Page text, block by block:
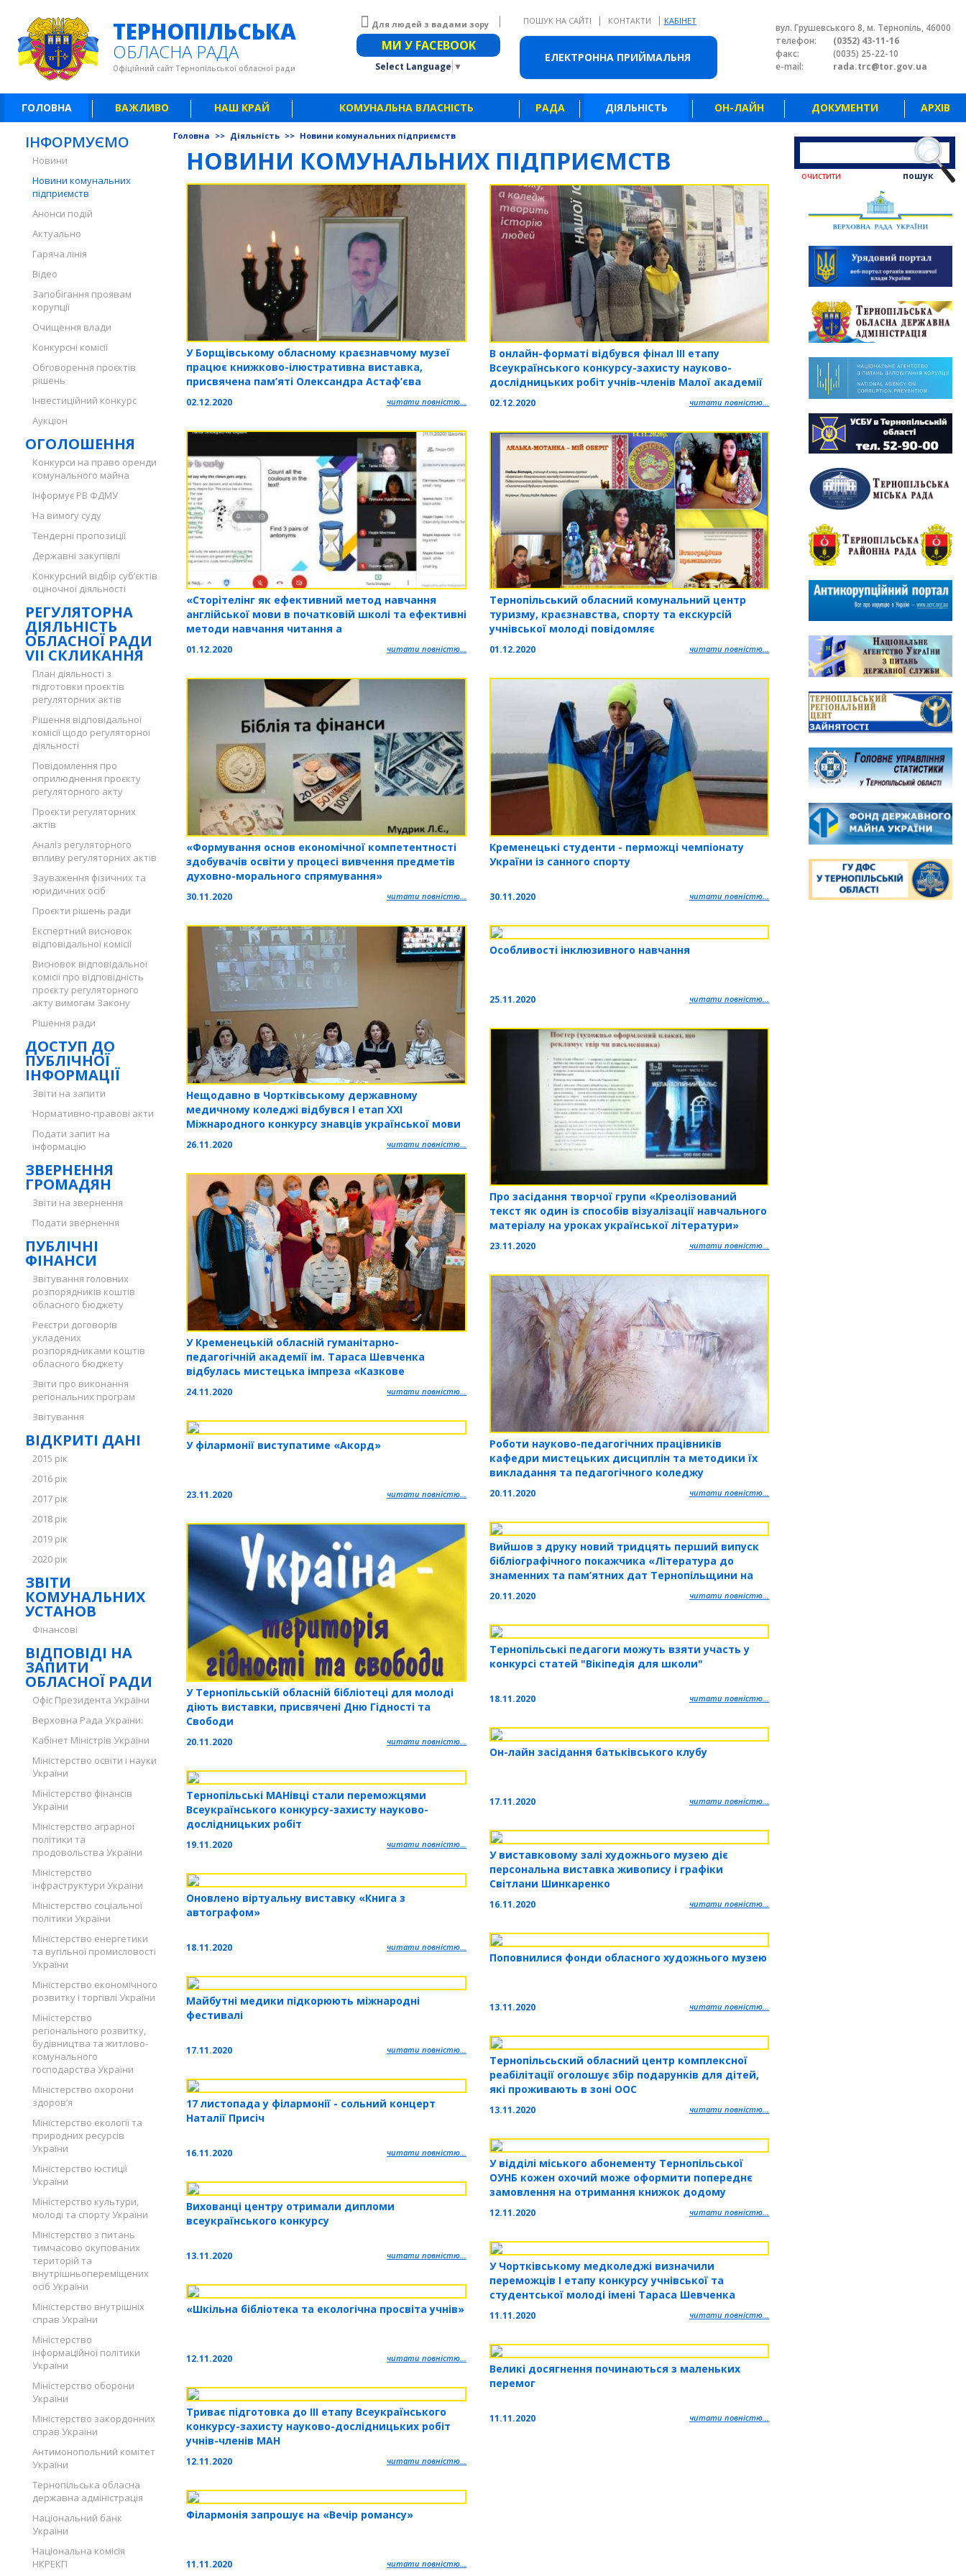
ЕЛЕКТРОННА ПРИЙМАЛЬНЯ
ТЕРНОПІЛЬСЬКА
ОБЛАСНА РАДА
Офіційний сайт Тернопільської обласної ради
Для людей з вадами зору Звичайна версія сайту
МИ У FACEBOOK
Select Language ▼
ПОШУК НА САЙТІ | КОНТАКТИ | КАБІНЕТ
вул. Грушевського 8, м. Тернопіль, 46000
телефон:
(0352) 43-11-16
факс:
(0035) 25-22-10
e-mail:
rada.trc@tor.gov.ua
ГОЛОВНА ВАЖЛИВО НАШ КРАЙ КОМУНАЛЬНА ВЛАСНІСТЬ РАДА ДІЯЛЬНІСТЬ ОН-ЛАЙН ДОКУМЕНТИ АРХІВ
ІНФОРМУЄМО
Новини
Новини комунальних
підприємств
Анонси подій
Актуально
Гаряча лінія
Відео
Запобігання проявам
корупції
Очищення влади
Конкурсні комісії
Обговорення проєктів
рішень
Інвестиційний конкурс
Аукціон
ОГОЛОШЕННЯ
Конкурси на право оренди
комунального майна
Інформує РВ ФДМУ
На вимогу суду
Тендерні пропозиції
Державні закупівлі
Конкурсний відбір суб’єктів
оціночної діяльності
РЕГУЛЯТОРНА
ДІЯЛЬНІСТЬ
ОБЛАСНОЇ РАДИ
VII СКЛИКАННЯ
План діяльності з
підготовки проєктів
регуляторних актів
Рішення відповідальної
комісії щодо регуляторної
діяльності
Повідомлення про
оприлюднення проєкту
регуляторного акту
Проєкти регуляторних
актів
Аналіз регуляторного
впливу регуляторних актів
Зауваження фізичних та
юридичних осіб
Проєкти рішень ради
Експертний висновок
відповідальної комісії
Висновок відповідальної
комісії про відповідність
проєкту регуляторного
акту вимогам Закону
Рішення ради
ДОСТУП ДО
ПУБЛІЧНОЇ
ІНФОРМАЦІЇ
Звіти на запити
Нормативно-правові акти
Подати запит на
інформацію
ЗВЕРНЕННЯ
ГРОМАДЯН
Звіти на звернення
Подати звернення
ПУБЛІЧНІ
ФІНАНСИ
Звітування головних
розпорядників коштів
обласного бюджету
Реєстри договорів
укладених
розпорядниками коштів
обласного бюджету
Звіти про виконання
регіональних програм
Звітування
ВІДКРИТІ ДАНІ
2015 рік
2016 рік
2017 рік
2018 рік
2019 рік
2020 рік
ЗВІТИ
КОМУНАЛЬНИХ
УСТАНОВ
Фінансові
ВІДПОВІДІ НА
ЗАПИТИ
ОБЛАСНОЇ РАДИ
Офіс Президента України
Верховна Рада України:
Кабінет Міністрів України
Міністерство освіти і науки
України
Міністерство фінансів
України
Міністерство аграрної
політики та
продовольства України
Міністерство
інфраструктури України
Міністерство соціальної
політики України
Міністерство енергетики
та вугільної промисловості
України
Міністерство економічного
розвитку і торгівлі України
Міністерство
регіонального розвитку,
будівництва та житлово-
комунального
господарства України
Міністерство охорони
здоров’я
Міністерство екології та
природних ресурсів
України
Міністерство юстиції
України
Міністерство культури,
молоді та спорту України
Міністерство з питань
тимчасово окупованих
територій та
внутрішньопереміщених
осіб України
Міністерство внутрішніх
справ України
Міністерство
інформаційної політики
України
Міністерство оборони
України
Міністерство закордонних
справ України
Антимонопольний комітет
України
Тернопільська обласна
державна адміністрація
Національний банк
України
Національна комісія
НКРЕКП
Головна >> Діяльність >> Новини комунальних підприємств
НОВИНИ КОМУНАЛЬНИХ ПІДПРИЄМСТВ
У Борщівському обласному краєзнавчому музеї
працює книжково-ілюстративна виставка,
присвячена пам’яті Олександра Астаф’єва
02.12.2020 читати повністю...
«Сторітелінг як ефективний метод навчання
англійської мови в початковій школі та ефективні
методи навчання читання а
01.12.2020 читати повністю...
«Формування основ економічної компетентності
здобувачів освіти у процесі вивчення предметів
духовно-морального спрямування»
30.11.2020 читати повністю...
Нещодавно в Чортківському державному
медичному коледжі відбувся І етап ХХІ
Міжнародного конкурсу знавців української мови
26.11.2020 читати повністю...
У Кременецькій обласній гуманітарно-
педагогічній академії ім. Тараса Шевченка
відбулась мистецька імпреза «Казкове
24.11.2020 читати повністю...
У філармонії виступатиме «Акорд»
23.11.2020 читати повністю...
У Тернопільській обласній бібліотеці для молоді
діють виставки, присвячені Дню Гідності та
Свободи
20.11.2020 читати повністю...
Тернопільські МАНівці стали переможцями
Всеукраїнського конкурсу-захисту науково-
дослідницьких робіт
19.11.2020 читати повністю...
Оновлено віртуальну виставку «Книга з
автографом»
18.11.2020 читати повністю...
Майбутні медики підкорюють міжнародні
фестивалі
17.11.2020 читати повністю...
17 листопада у філармонії - сольний концерт
Наталії Присіч
16.11.2020 читати повністю...
Вихованці центру отримали дипломи
всеукраїнського конкурсу
13.11.2020 читати повністю...
«Шкільна бібліотека та екологічна просвіта учнів»
12.11.2020 читати повністю...
Триває підготовка до ІІІ етапу Всеукраїнського
конкурсу-захисту науково-дослідницьких робіт
учнів-членів МАН
12.11.2020 читати повністю...
Філармонія запрошує на «Вечір романсу»
11.11.2020 читати повністю...
В онлайн-форматі відбувся фінал ІІІ етапу
Всеукраїнського конкурсу-захисту науково-
дослідницьких робіт учнів-членів Малої академії
02.12.2020 читати повністю...
Тернопільський обласний комунальний центр
туризму, краєзнавства, спорту та екскурсій
учнівської молоді повідомляє
01.12.2020 читати повністю...
Кременецькі студенти - перможці чемпіонату
України із санного спорту
30.11.2020 читати повністю...
Особливості інклюзивного навчання
25.11.2020 читати повністю...
Про засідання творчої групи «Креолізований
текст як один із способів візуалізації навчального
матеріалу на уроках української літератури»
23.11.2020 читати повністю...
Роботи науково-педагогічних працівників
кафедри мистецьких дисциплін та методики їх
викладання та педагогічного коледжу
Кременецької гуманітарно-педагогічної академії
імені Тараса Шевченка представлені на виставці
20.11.2020 читати повністю...
Вийшов з друку новий тридцять перший випуск
бібліографічного покажчика «Література до
знаменних та пам’ятних дат Тернопільщини на
2021 рік»
20.11.2020 читати повністю...
Тернопільські педагоги можуть взяти участь у
конкурсі статей "Вікіпедія для школи"
18.11.2020 читати повністю...
Он-лайн засідання батьківського клубу
17.11.2020 читати повністю...
У виставковому залі художнього музею діє
персональна виставка живопису і графіки
Світлани Шинкаренко
16.11.2020 читати повністю...
Поповнилися фонди обласного художнього музею
13.11.2020 читати повністю...
Тернопільсьский обласний центр комплексної
реабілітації оголошує збір подарунків для дітей,
які проживають в зоні ООС
13.11.2020 читати повністю...
У відділі міського абонементу Тернопільської
ОУНБ кожен охочий може оформити попереднє
замовлення на отримання книжок додому
12.11.2020 читати повністю...
У Чортківському медколеджі визначили
переможців І етапу конкурсу учнівської та
студентської молоді імені Тараса Шевченка
11.11.2020 читати повністю...
Великі досягнення починаються з маленьких
перемог
11.11.2020 читати повністю...
пошук
очистити